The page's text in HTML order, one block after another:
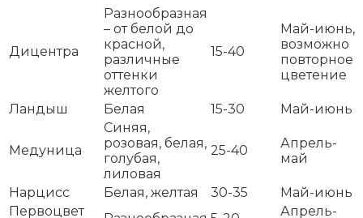
Дицентра
Разнообразная
– от белой до
красной,
различные
оттенки
желтого
15-40
Май-июнь,
возможно
повторное
цветение
Ландыш Белая 15-30 Май-июнь
Медуница
Синяя,
розовая, белая,
голубая,
лиловая
25-40
Апрель-
май
Нарцисс Белая, желтая 30-35
Май-июнь
Первоцвет
Апрель-